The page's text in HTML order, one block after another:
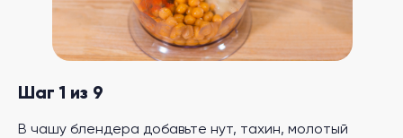
Шаг 1 из 9
В чашу блендера добавьте нут, тахин, молотый